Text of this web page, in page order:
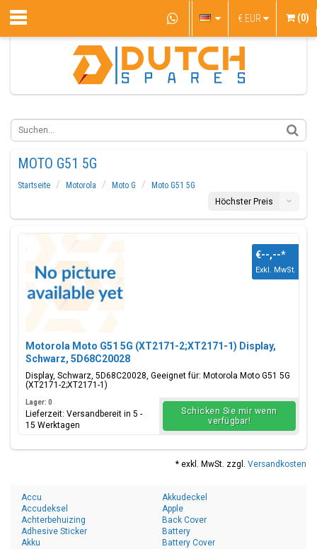
€ EUR (0)
MOTO G51 5G
Startseite Motorola Moto G
Moto G51 5G
Höchster Preis
Motorola Moto G51 5G (XT2171-2;XT2171-1) Display,
Schwarz, 5D68C20028
Display, Schwarz, 5D68C20028, Geeignet für: Motorola Moto G51 5G
(XT2171-2;XT2171-1)
€--,--*
Exkl. MwSt.
Lager: 0
Lieferzeit: Versandbereit in 5 -
15 Werktagen
Schicken Sie mir wenn
verfügbar!
* exkl. MwSt. zzgl. Versandkosten
Accu
Accudeksel
Achterbehuizing
Adhesive Sticker
Akku
Akkudeckel
Apple
Back Cover
Battery
Battery Cover